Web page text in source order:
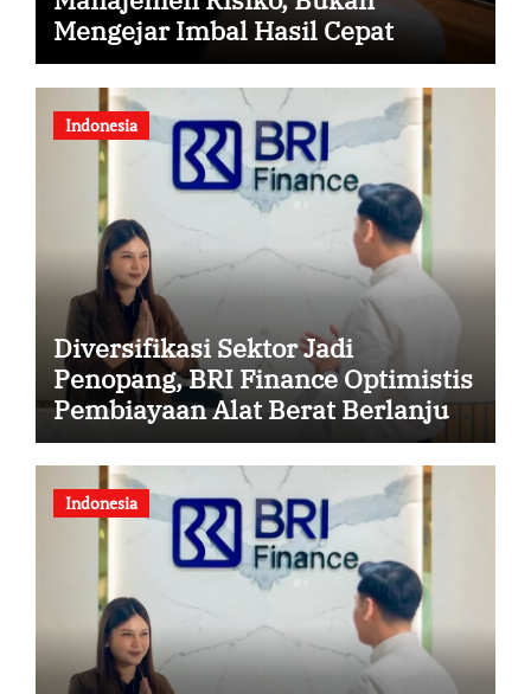
Mengejar Imbal Hasil Cepat
Indonesia
Diversifikasi Sektor Jadi
Penopang, BRI Finance Optimistis
Pembiayaan Alat Berat Berlanjut
hingga Akhir 2026
Indonesia